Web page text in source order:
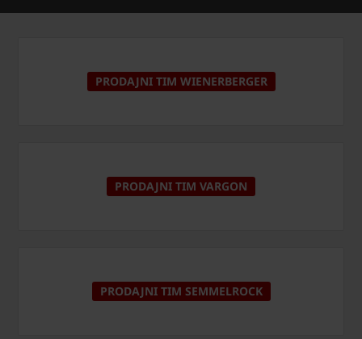
PRODAJNI TIM WIENERBERGER
PRODAJNI TIM VARGON
PRODAJNI TIM SEMMELROCK